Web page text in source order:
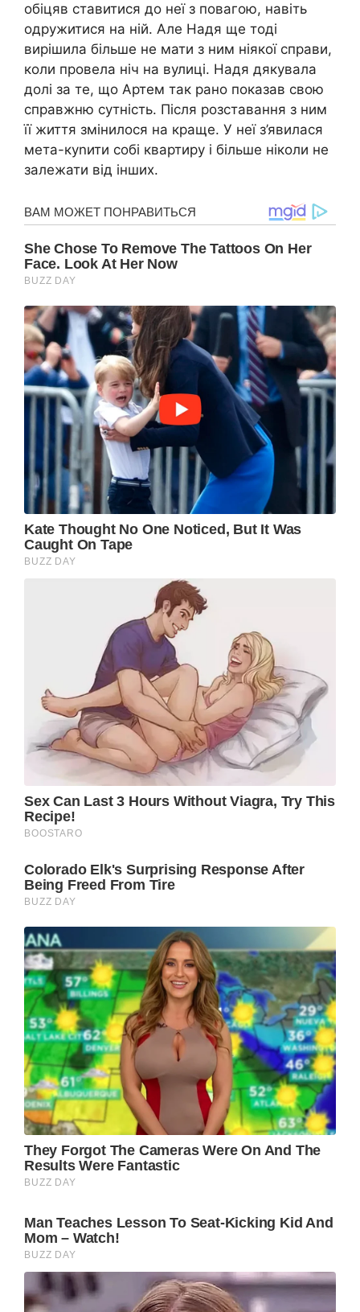
обіцяв ставитися до неї з повагою, навіть
одружитися на ній. Але Надя ще тоді
вирішила більше не мати з ним ніякої справи,
коли провела ніч на вулиці. Надя дякувала
долі за те, що Артем так рано показав свою
справжню сутність. Після розставання з ним
її життя змінилося на краще. У неї з’явилася
мета-куnити собі квартиру і більше ніколи не
залежати від інших.